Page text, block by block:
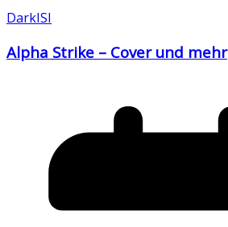
DarkISI
Alpha Strike – Cover und mehr